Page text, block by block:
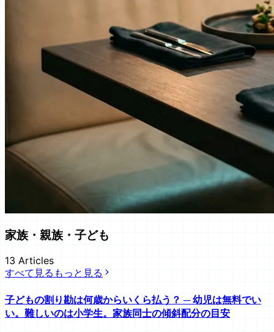
家族・親族・子ども
13 Articles
すべて見る もっと見る
子どもの割り勘は何歳からいくら払う？ ─ 幼児は無料でい
い。難しいのは小学生。家族同士の傾斜配分の目安